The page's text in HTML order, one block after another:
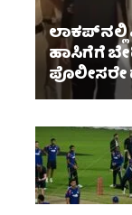
ಹಾಸಿಗೆಗೆ
ಪೊಲೀಸರೇ